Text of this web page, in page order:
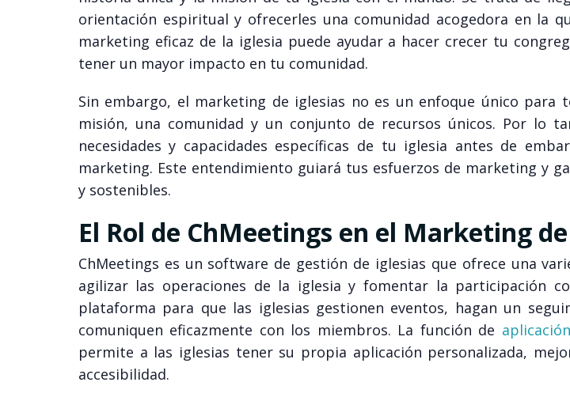
orientación espiritual y ofrecerles una comunidad acogedora en la
marketing eficaz de la iglesia puede ayudar a hacer crecer tu
tener un mayor impacto en tu comunidad.
Sin embargo, el marketing de iglesias no es un enfoque único para
misión, una comunidad y un conjunto de recursos únicos. Por lo
necesidades y capacidades específicas de tu iglesia antes de
marketing. Este entendimiento guiará tus esfuerzos de marketing y
y sostenibles.
El Rol de ChMeetings en el Marketing
ChMeetings es un software de gestión de iglesias que ofrece una
agilizar las operaciones de la iglesia y fomentar la participación
plataforma para que las iglesias gestionen eventos, hagan un
comuniquen eficazmente con los miembros. La función de
permite a las iglesias tener su propia aplicación personalizada,
accesibilidad.